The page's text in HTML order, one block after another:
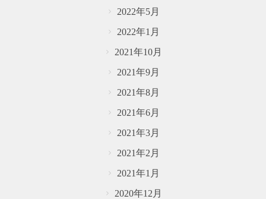
2022年5月
2022年1月
2021年10月
2021年9月
2021年8月
2021年6月
2021年3月
2021年2月
2021年1月
2020年12月